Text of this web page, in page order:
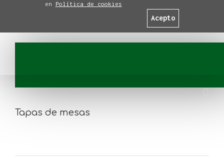
en
Política de cookies
Acepto
Tapas de mesas